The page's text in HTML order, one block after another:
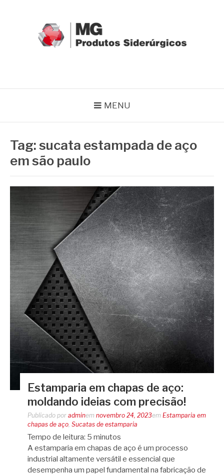
MENU
Tag:sucata estampada de aço
em são paulo
Estamparia em chapas de aço:
moldando ideias com precisão!
Publicado por adminem novembro 24, 2023em Estamparia em
chapas de aço, Sucatas de estamparia
Tempo de leitura: 5 minutos
A estamparia em chapas de aço é um processo
industrial altamente versátil e essencial que
desempenha um papel fundamental na fabricação de